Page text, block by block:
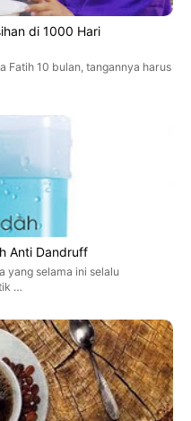
di 1000 Hari
Fatih 10 bulan, tangannya harus
Anti Dandruff
yang selama ini selalu
…